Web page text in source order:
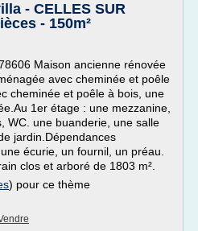
- CELLES SUR
- 150m²
Maison ancienne rénovée
avec cheminée et poêle
cheminée et poêle à bois, une
1er étage : une mezzanine,
WC. une buanderie, une salle
jardin.Dépendances
écurie, un fournil, un préau.
clos et arboré de 1803 m².
) pour ce thème